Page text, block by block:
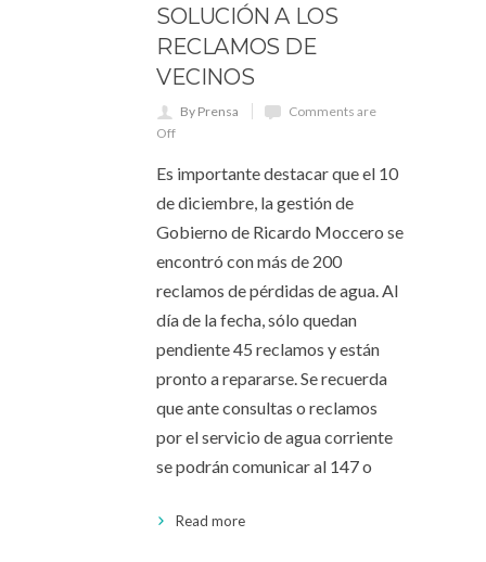
SOLUCIÓN A LOS
RECLAMOS DE
VECINOS
By Prensa
Comments are
Off
Es importante destacar que el 10
de diciembre, la gestión de
Gobierno de Ricardo Moccero se
encontró con más de 200
reclamos de pérdidas de agua. Al
día de la fecha, sólo quedan
pendiente 45 reclamos y están
pronto a repararse. Se recuerda
que ante consultas o reclamos
por el servicio de agua corriente
se podrán comunicar al 147 o
Read more